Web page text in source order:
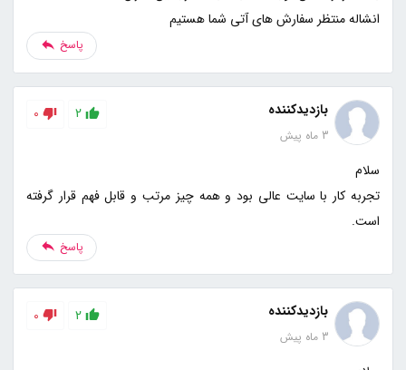
انشاله منتظر سفارش های آتی شما هستیم
پاسخ
بازدیدکننده
3 ماه پیش
2
0
تجربه کار با سایت عالی بود و همه چیز مرتب و قابل فهم قرار گرفته
است.
پاسخ
بازدیدکننده
3 ماه پیش
2
0